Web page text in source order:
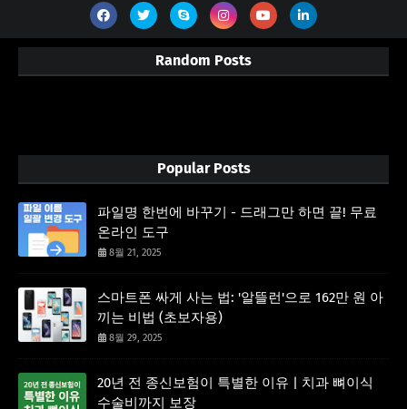
Random Posts
Popular Posts
파일명 한번에 바꾸기 - 드래그만 하면 끝! 무료
온라인 도구
8월 21, 2025
스마트폰 싸게 사는 법: '알뜰런'으로 162만 원 아
끼는 비법 (초보자용)
8월 29, 2025
20년 전 종신보험이 특별한 이유 | 치과 뼈이식
수술비까지 보장